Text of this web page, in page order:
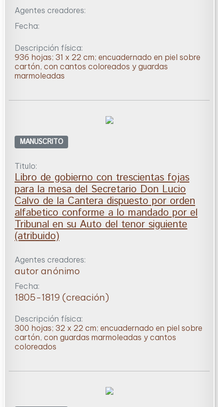
Agentes creadores:
Fecha:
Descripción física:
936 hojas; 31 x 22 cm; encuadernado en piel sobre
cartón, con cantos coloreados y guardas
marmoleadas
MANUSCRITO
Titulo:
Libro de gobierno con trescientas fojas
para la mesa del Secretario Don Lucio
Calvo de la Cantera dispuesto por orden
alfabetico conforme a lo mandado por el
Tribunal en su Auto del tenor siguiente
(atribuido)
Agentes creadores:
autor anónimo
Fecha:
1805-1819 (creación)
Descripción física:
300 hojas; 32 x 22 cm; encuadernado en piel sobre
cartón, con guardas marmoleadas y cantos
coloreados